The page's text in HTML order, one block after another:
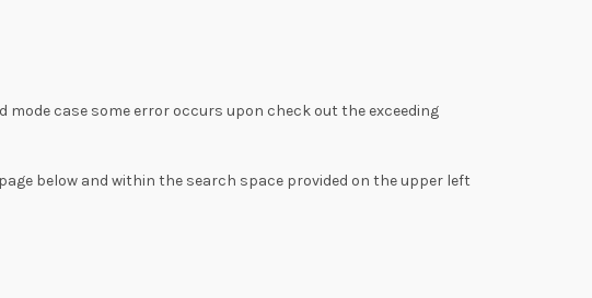
case some error occurs upon check out the exceeding
below and within the search space provided on the upper left